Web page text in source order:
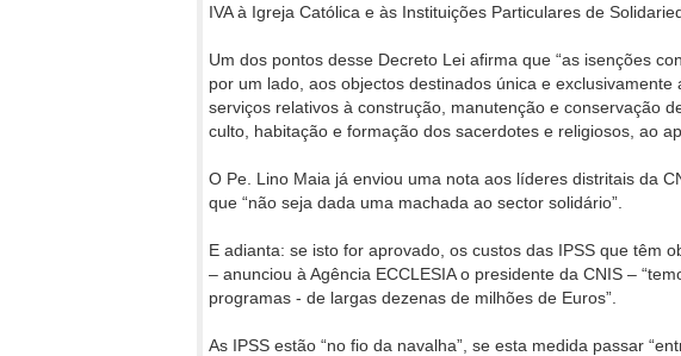
IVA à Igreja Católica e às Instituições Particulares de
Um dos pontos desse Decreto Lei afirma que “as isenções
por um lado, aos objectos destinados única e
serviços relativos à construção, manutenção e conservação
culto, habitação e formação dos sacerdotes e religiosos, ao
O Pe. Lino Maia já enviou uma nota aos líderes distritais da
que “não seja dada uma machada ao sector solidário”.
E adianta: se isto for aprovado, os custos das IPSS que têm
– anunciou à Agência ECCLESIA o presidente da CNIS –
programas - de largas dezenas de milhões de Euros”.
As IPSS estão “no fio da navalha”, se esta medida passar